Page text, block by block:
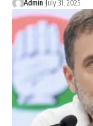
Admin July 31, 2025